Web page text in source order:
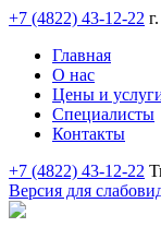
+7 (4822) 43-12-22
Главная
О нас
Цены и
Специалисты
Контакты
+7 (4822) 43-12-22
Версия для